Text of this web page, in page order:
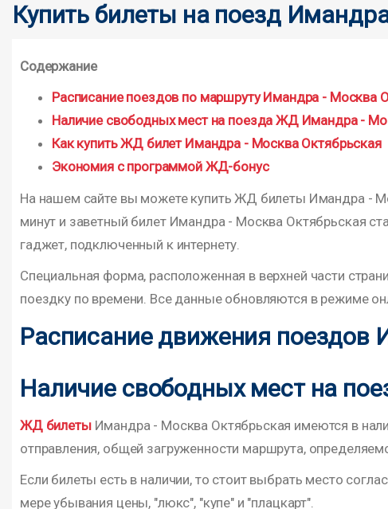
Купить билеты на поезд
Содержание
Расписание поездов по маршруту Имандра - Москва
Наличие свободных мест на поезда ЖД Имандра -
Как купить ЖД билет Имандра - Москва Октябрьская
Экономия с программой ЖД-бонус
На нашем сайте вы можете купить ЖД билеты Имандра -
минут и заветный билет Имандра - Москва Октябрьская
гаджет, подключенный к интернету.
Специальная форма, расположенная в верхней части
поездку по времени. Все данные обновляются в режиме
Расписание движения поездов
Наличие свободных мест на
ЖД билетыИмандра - Москва Октябрьская имеются в
отправления, общей загруженности маршрута,
Если билеты есть в наличии, то стоит выбрать место
мере убывания цены, "люкс", "купе" и "плацкарт".